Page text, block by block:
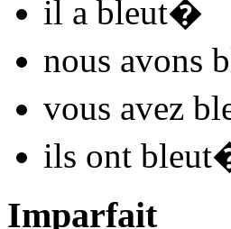
il a bleut�
nous avons
vous avez
ils ont bleut
Imparfait